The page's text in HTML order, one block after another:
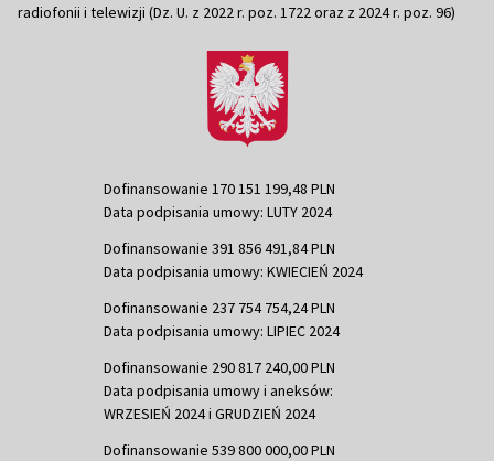
radiofonii i telewizji (Dz. U. z 2022 r. poz. 1722 oraz z 2024 r. poz. 96)
Dofinansowanie 170 151 199,48 PLN
Data podpisania umowy: LUTY 2024
Dofinansowanie 391 856 491,84 PLN
Data podpisania umowy: KWIECIEŃ 2024
Dofinansowanie 237 754 754,24 PLN
Data podpisania umowy: LIPIEC 2024
Dofinansowanie 290 817 240,00 PLN
Data podpisania umowy i aneksów:
WRZESIEŃ 2024 i GRUDZIEŃ 2024
Dofinansowanie 539 800 000,00 PLN